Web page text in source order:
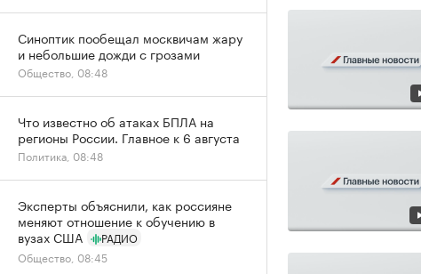
Синоптик пообещал москвичам жару
и небольшие дожди с грозами
Общество, 08:48
Что известно об атаках БПЛА на
регионы России. Главное к 6 августа
Политика, 08:48
Эксперты объяснили, как россияне
меняют отношение к обучению в
вузах США
РАДИО
Общество, 08:45